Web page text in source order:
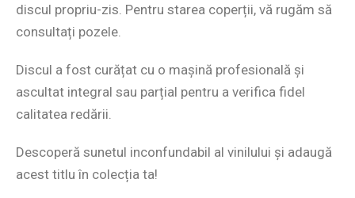
discul propriu-zis. Pentru starea coperții, vă rugăm să
consultați pozele.
Discul a fost curățat cu o mașină profesională și
ascultat integral sau parțial pentru a verifica fidel
calitatea redării.
Descoperă sunetul inconfundabil al vinilului și adaugă
acest titlu în colecția ta!